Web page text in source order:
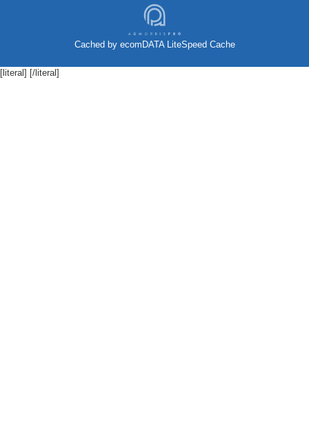
Cached by ecomDATA LiteSpeed Cache
[literal] [/literal]